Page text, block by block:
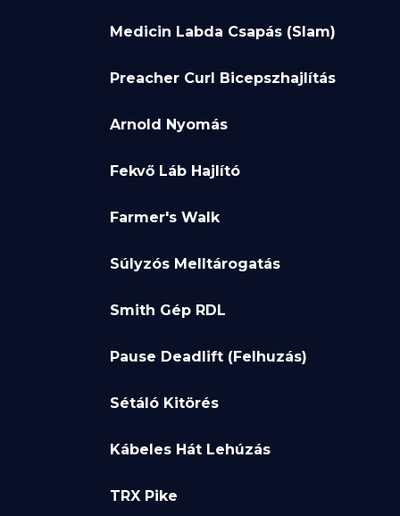
Medicin Labda Csapás (Slam)
Preacher Curl Bicepszhajlítás
Arnold Nyomás
Fekvő Láb Hajlító
Farmer's Walk
Súlyzós Melltárogatás
Smith Gép RDL
Pause Deadlift (Felhuzás)
Sétáló Kitörés
Kábeles Hát Lehúzás
TRX Pike